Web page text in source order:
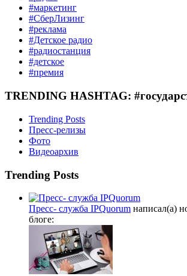
#маркетинг
#СберЛизинг
#реклама
#Детское радио
#радиостанция
#детское
#премия
TRENDING HASHTAG:
Trending Posts
Пресс-релизы
Фото
Видеоархив
Trending Posts
Пресс- служба IPQuorum написал(а)
блоге: